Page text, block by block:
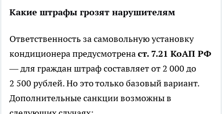
Какие штрафы грозят нарушителям
Ответственность за самовольную установку
кондиционера предусмотренаст. 7.21 КоАП РФ
— для граждан штраф составляет от 2 000 до
2 500 рублей. Но это только базовый вариант.
Дополнительные санкции возможны в